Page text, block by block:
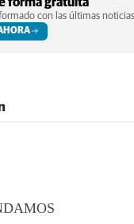
con las últimas